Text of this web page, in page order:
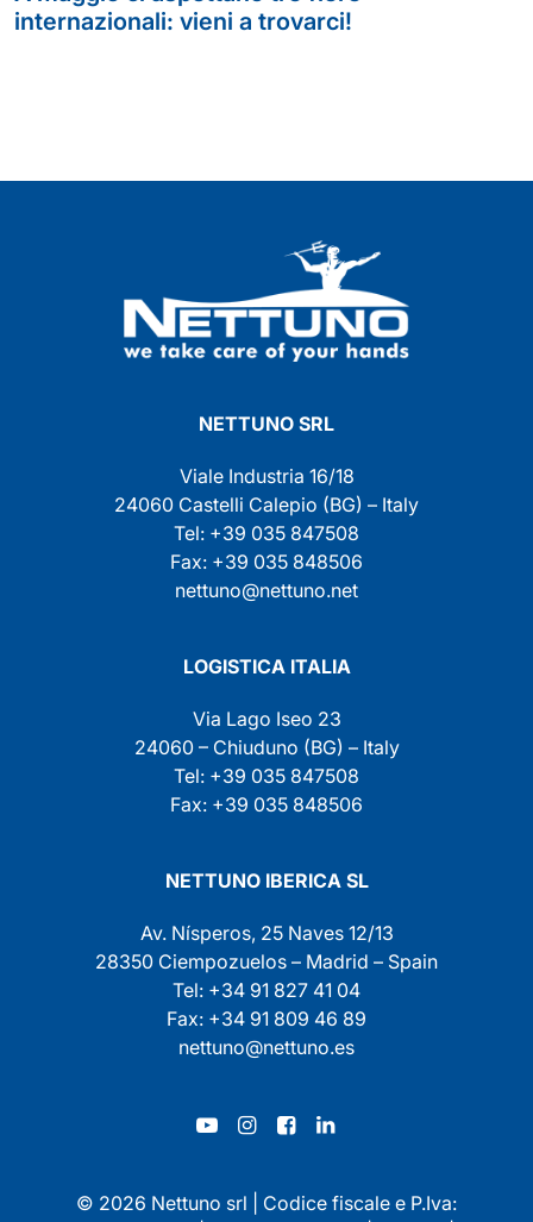
internazionali: vieni a trovarci!
NETTUNO SRL
Viale Industria 16/18
24060 Castelli Calepio (BG) – Italy
Tel: +39 035 847508
Fax: +39 035 848506
nettuno@nettuno.net
LOGISTICA ITALIA
Via Lago Iseo 23
24060 – Chiuduno (BG) – Italy
Tel: +39 035 847508
Fax: +39 035 848506
NETTUNO IBERICA SL
Av. Nísperos, 25 Naves 12/13
28350 Ciempozuelos – Madrid – Spain
Tel: +34 91 827 41 04
Fax: +34 91 809 46 89
nettuno@nettuno.es
© 2026 Nettuno srl | Codice fiscale e P.Iva: